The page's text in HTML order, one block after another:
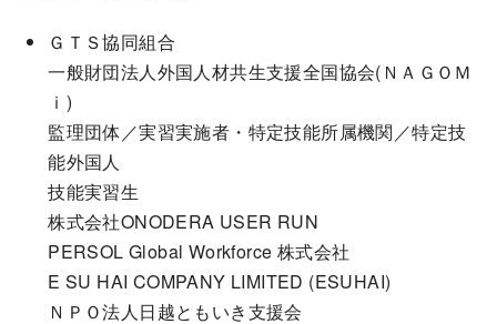
ＧＴＳ協同組合
一般財団法人外国人材共生支援全国協会(ＮＡＧＯＭ
ｉ)
監理団体／実習実施者・特定技能所属機関／特定技
能外国人
技能実習生
株式会社ONODERA USER RUN
PERSOL Global Workforce 株式会社
E SU HAI COMPANY LIMITED (ESUHAI)
ＮＰＯ法人日越ともいき支援会